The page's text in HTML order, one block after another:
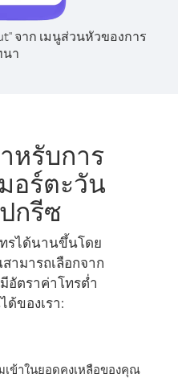
จาก เมนูส่วนหัวของการ
า
หรับการ
อร์ตะวัน
กรีซ
รได้นานขึ้นโดย
ามารถเลือกจาก
อัตราค่าโทรต่ำ
ด้ของเรา:
เข้าในยอดคงเหลือของคุณ